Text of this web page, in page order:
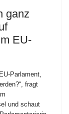
ganz
EU-
Parlament,
fragt
und schaut